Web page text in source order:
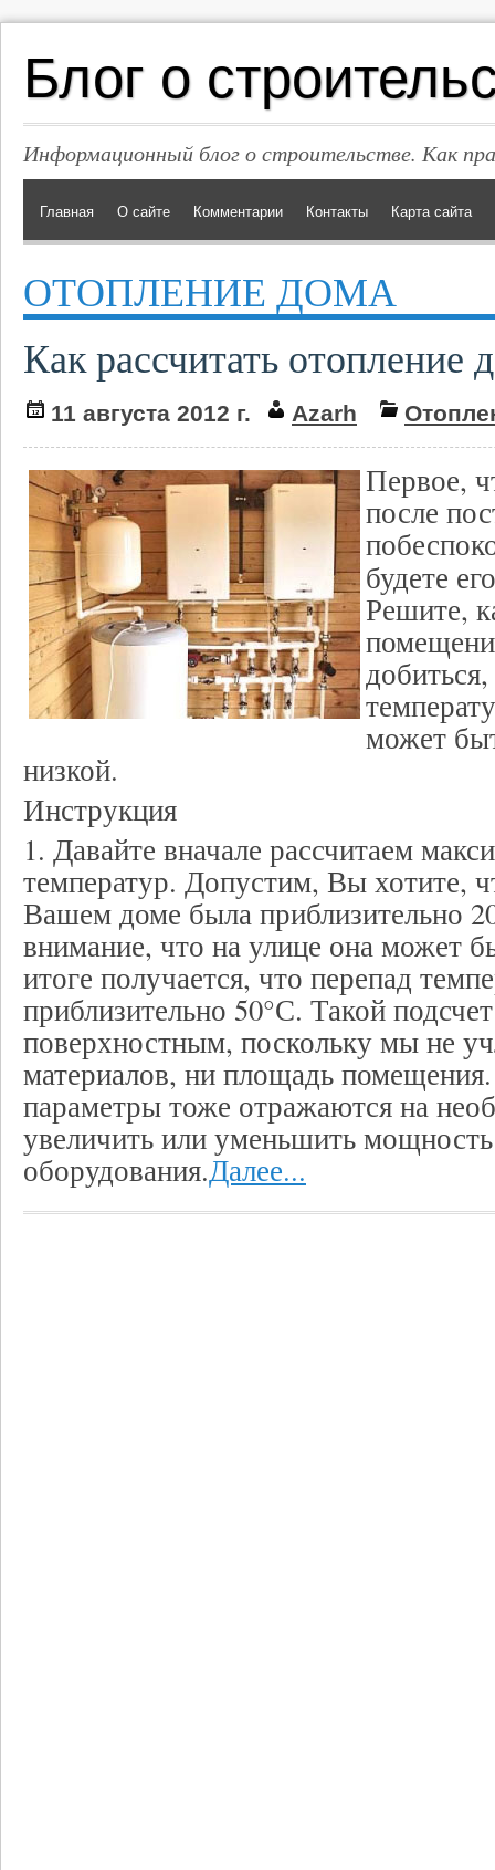
Блог о
Информационный блог о строительстве. Как
Главная О сайте Комментарии Контакты Карта сайта
ОТОПЛЕНИЕ ДОМА
Как рассчитать отопление
11 августа 2012 г. Azarh
Первое,
после
будете
Решите,
может
низкой.
Инструкция
1. Давайте вначале рассчитаем
температур. Допустим, Вы хотите,
Вашем доме была приблизительно
внимание, что на улице она может
итоге получается, что перепад
приблизительно 50°С. Такой
поверхностным, поскольку мы не
материалов, ни площадь
параметры тоже отражаются на
увеличить или уменьшить
оборудования.Далее...